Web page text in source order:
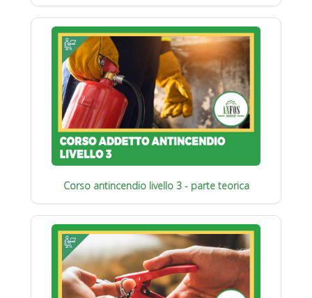
Corso antincendio livello 3 - parte teorica